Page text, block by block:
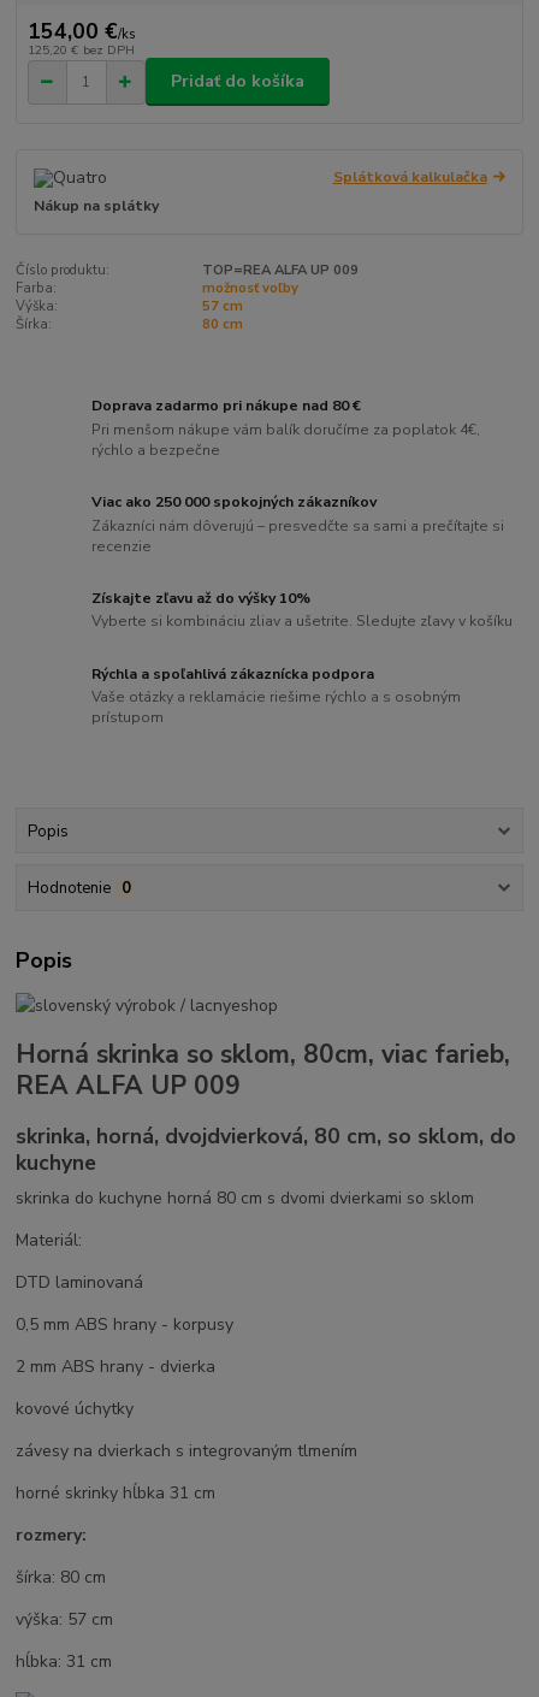
154,00 €/ks
125,20 € bez DPH
Pridať do košíka
Splátková kalkulačka
Nákup na splátky
Číslo produktu:
TOP=REA ALFA UP 009
Farba:
možnosť voľby
Výška:
57 cm
Šírka:
80 cm
Doprava zadarmo pri nákupe nad 80 €
Pri menšom nákupe vám balík doručíme za poplatok 4€,
rýchlo a bezpečne
Viac ako 250 000 spokojných zákazníkov
Zákazníci nám dôverujú – presvedčte sa sami a prečítajte si
recenzie
Získajte zľavu až do výšky 10%
Vyberte si kombináciu zliav a ušetrite. Sledujte zľavy v košíku
Rýchla a spoľahlivá zákaznícka podpora
Vaše otázky a reklamácie riešime rýchlo a s osobným
prístupom
Popis
Hodnotenie 0
Popis
Horná skrinka so sklom, 80cm, viac farieb,
REA ALFA UP 009
skrinka, horná, dvojdvierková, 80 cm, so sklom, do
kuchyne
skrinka do kuchyne horná 80 cm s dvomi dvierkami so sklom
Materiál:
DTD laminovaná
0,5 mm ABS hrany - korpusy
2 mm ABS hrany - dvierka
kovové úchytky
závesy na dvierkach s integrovaným tlmením
horné skrinky hĺbka 31 cm
rozmery:
šírka: 80 cm
výška: 57 cm
hĺbka: 31 cm